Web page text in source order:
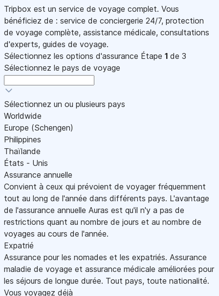
Tripbox est un service de voyage complet. Vous
bénéficiez de : service de conciergerie 24/7, protection
de voyage complète, assistance médicale, consultations
d'experts, guides de voyage.
Sélectionnez les options d'assurance Étape 1 de 3
Sélectionnez le pays de voyage
Sélectionnez un ou plusieurs pays
Worldwide
Europe (Schengen)
Philippines
Thaïlande
États - Unis
Assurance annuelle
Convient à ceux qui prévoient de voyager fréquemment
tout au long de l'année dans différents pays. L'avantage
de l'assurance annuelle Auras est qu'il n'y a pas de
restrictions quant au nombre de jours et au nombre de
voyages au cours de l'année.
Expatrié
Assurance pour les nomades et les expatriés. Assurance
maladie de voyage et assurance médicale améliorées pour
les séjours de longue durée. Tout pays, toute nationalité.
Vous voyagez déjà